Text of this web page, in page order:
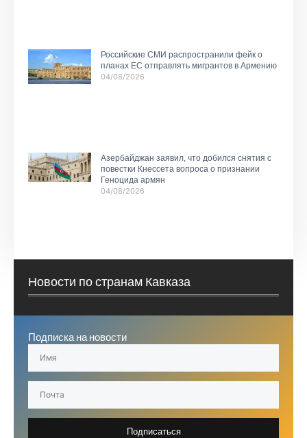
Российские СМИ распространили фейк о
планах ЕС отправлять мигрантов в Армению
04/08/2026
Азербайджан заявил, что добился снятия с
повестки Кнессета вопроса о признании
Геноцида армян
04/08/2026
Новости по странам Кавказа
Подписка на новости
Подписаться